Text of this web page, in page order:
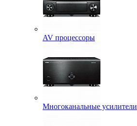
AV процессоры
Многоканальные усилители